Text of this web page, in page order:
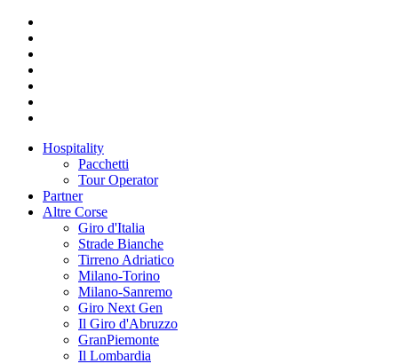
Hospitality
Pacchetti
Tour Operator
Partner
Altre Corse
Giro d'Italia
Strade Bianche
Tirreno Adriatico
Milano-Torino
Milano-Sanremo
Giro Next Gen
Il Giro d'Abruzzo
GranPiemonte
Il Lombardia